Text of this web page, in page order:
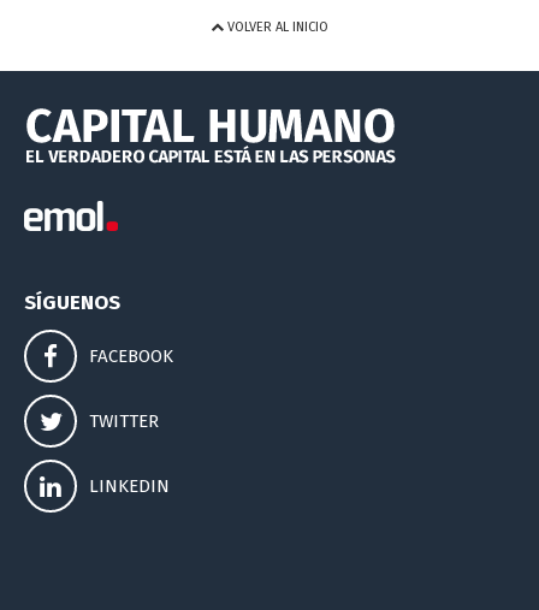
VOLVER AL INICIO
SÍGUENOS
FACEBOOK
TWITTER
LINKEDIN